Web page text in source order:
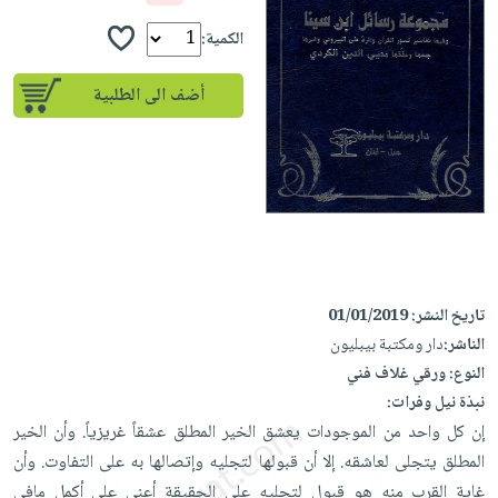
إختياراتنا
كتب
أكاديمية
صندوق
القراءة
English
books
iKitab
بلا
حدود
أسئلة
يتكرر
طرحها
Android
تحميل
iKitab
على
Apple
أسئلة
يتكرر
طرحها
تحميل
masmu3
على
Android
Apple
المواضيع
الأكثر
مبيعاً
إختياراتنا
وسائل
تعليمية
تعليمية
الصحة
والعناية
الشخصية
جديد
الكل
الشخصية
العناية
وتصفيف
الشعر
العناية
بالجسم
جديد
الكل
أواني
الطهي
أدوات
متجر
الهدايا
أقسام
الكمية:
أضف الى الطلبية
تاريخ النشر:01/01/2019
الناشر:دار ومكتبة بيبليون
النوع:ورقي غلاف فني
نبذة نيل وفرات:
إن كل واحد من الموجودات يعشق الخير المطلق عشقاً غريزياً. وأن الخير
المطلق يتجلى لعاشقه. إلا أن قبولها لتجليه وإتصالها به على التفاوت. وأن